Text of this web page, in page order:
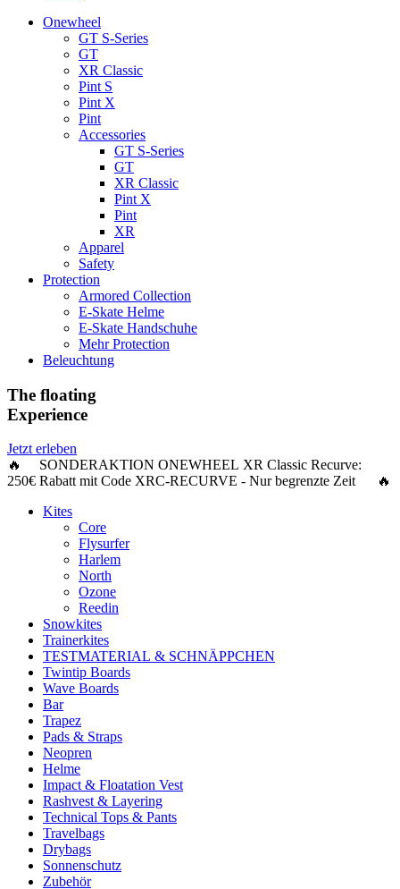
Onewheel
GT S-Series
GT
XR Classic
Pint S
Pint X
Pint
Accessories
GT S-Series
GT
XR Classic
Pint X
Pint
XR
Apparel
Safety
Protection
Armored Collection
E-Skate Helme
E-Skate Handschuhe
Mehr Protection
Beleuchtung
The floating
Experience
Jetzt erleben
🔥 SONDERAKTION ONEWHEEL XR Classic Recurve:
250€ Rabattmit Code XRC-RECURVE - Nur begrenzte Zeit 🔥
Kites
Core
Flysurfer
Harlem
North
Ozone
Reedin
Snowkites
Trainerkites
TESTMATERIAL & SCHNÄPPCHEN
Twintip Boards
Wave Boards
Bar
Trapez
Pads & Straps
Neopren
Helme
Impact & Floatation Vest
Rashvest & Layering
Technical Tops & Pants
Travelbags
Drybags
Sonnenschutz
Zubehör